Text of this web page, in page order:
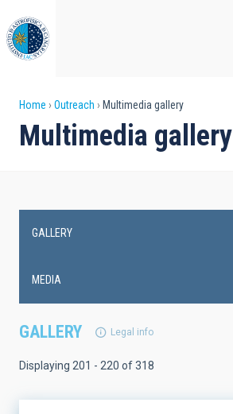
to
main
content
Breadcrumb
Home Outreach Multimedia gallery
Multimedia gallery
GALLERY Legal info
Displaying 201 - 220 of 318
navigation
GALLERY
MEDIA